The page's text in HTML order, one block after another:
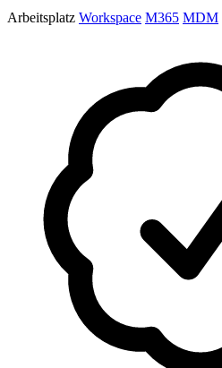
Arbeitsplatz Workspace M365 MDM